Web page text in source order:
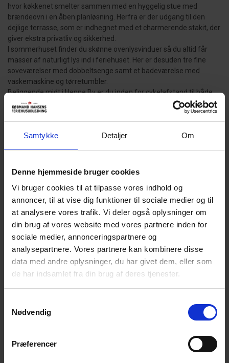
Samtykke Detaljer Om
Denne hjemmeside bruger cookies
Vi bruger cookies til at tilpasse vores indhold og
annoncer, til at vise dig funktioner til sociale medier og til
at analysere vores trafik. Vi deler også oplysninger om
din brug af vores website med vores partnere inden for
sociale medier, annonceringspartnere og
analysepartnere. Vores partnere kan kombinere disse
data med andre oplysninger, du har givet dem, eller som
de har indsamlet fra din brug af deres tjenester.
Nødvendig
Præferencer
hvor køkkenet smelter sammen med en hyggelig stue med
brændeovn i en åben planløsning. Herfra er der udgang til den
dejlige terrasse, som er indhegnet med et charmerende stakit, der
giver ekstra privatliv og sikkerhed.
I sommerhuset finder du skønne ovenlysvinduer så du altid får
masser af naturligt lys ind i feriehuset. Her er desuden tre fine
soveværelser med dobbeltsenge samt et badeværelse med
vaskemaskine og tørretumbler.
Beliggende midt i Henne By er du inden for cykelafstand til både
Blåbjerg Plantage med sine smukke vandre- og cykelstier samt
Henne Strand, en af Vestkystens mest populære
sommerdestinationer. På grunden finder du et lille overdækket
rum perfekt til at sidde i læ eller parkere de medbragte cykler. For
rutchebane for de små. Dette hyggelige sommerhus er det
perfekte sted for en uforglemmelig sommerferieoplevelse med
familien!
Sengestørrelse: 2 dobbeltsenge med 2 madrasser 90 x 200 cm + 1
dobbeltseng 140 x 200 cm.
Gæsterne siger
5,0 • 6 Bedømmelser
5,0
5,0
Område
5,0